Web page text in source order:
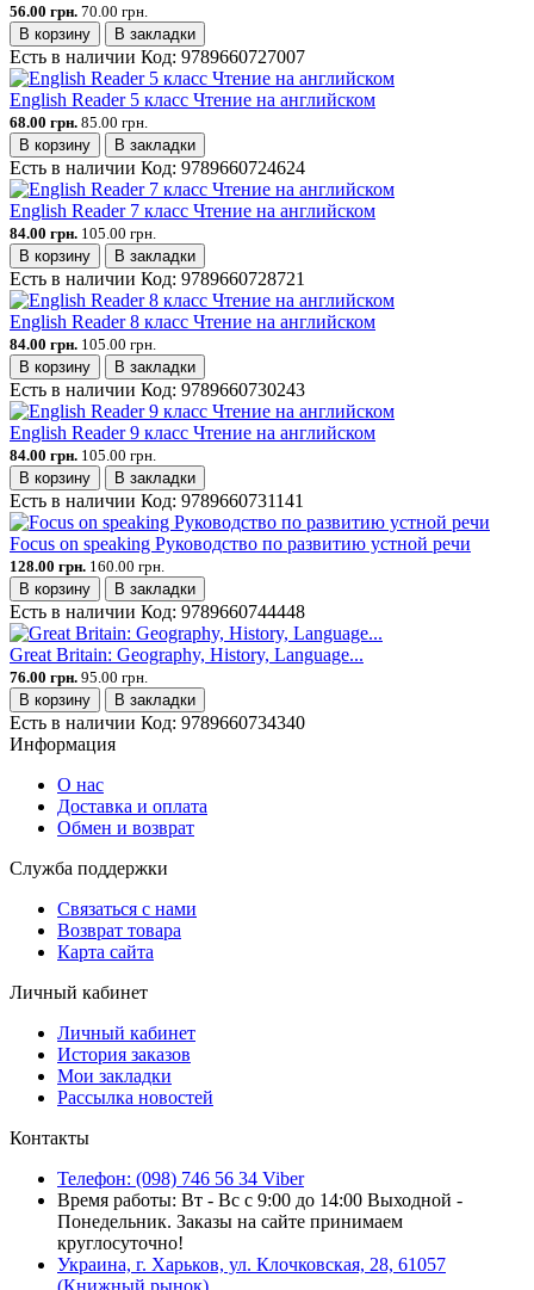
56.00 грн. 70.00 грн.
В корзину
В закладки
Есть в наличии Код: 9789660727007
English Reader 5 класс Чтение на английском
68.00 грн. 85.00 грн.
В корзину
В закладки
Есть в наличии Код: 9789660724624
English Reader 7 класс Чтение на английском
84.00 грн. 105.00 грн.
В корзину
В закладки
Есть в наличии Код: 9789660728721
English Reader 8 класс Чтение на английском
84.00 грн. 105.00 грн.
В корзину
В закладки
Есть в наличии Код: 9789660730243
English Reader 9 класс Чтение на английском
84.00 грн. 105.00 грн.
В корзину
В закладки
Есть в наличии Код: 9789660731141
Focus on speaking Руководство по развитию устной речи
128.00 грн. 160.00 грн.
В корзину
В закладки
Есть в наличии Код: 9789660744448
Great Britain: Geography, History, Language...
76.00 грн. 95.00 грн.
В корзину
В закладки
Есть в наличии Код: 9789660734340
Информация
О нас
Доставка и оплата
Обмен и возврат
Служба поддержки
Связаться с нами
Возврат товара
Карта сайта
Личный кабинет
Личный кабинет
История заказов
Мои закладки
Рассылка новостей
Контакты
Телефон: (098) 746 56 34 Viber
Время работы: Вт - Вс с 9:00 до 14:00 Выходной -
Понедельник. Заказы на сайте принимаем
круглосуточно!
Украина, г. Харьков, ул. Клочковская, 28, 61057
(Книжный рынок)